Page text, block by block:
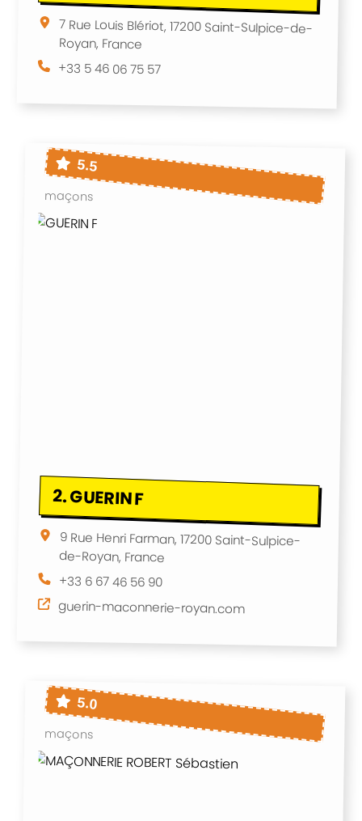
7 Rue Louis Blériot, 17200 Saint-Sulpice-de-
Royan, France
+33 5 46 06 75 57
5.5
maçons
2.GUERIN F
9 Rue Henri Farman, 17200 Saint-Sulpice-
de-Royan, France
+33 6 67 46 56 90
guerin-maconnerie-royan.com
5.0
maçons